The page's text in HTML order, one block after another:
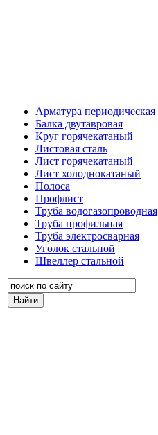
Арматура периодическая
Балка двутавровая
Круг горячекатаный
Листовая сталь
Лист горячекатаный
Лист холоднокатаный
Полоса
Профлист
Труба водогазопроводная
Труба профильная
Труба электросварная
Уголок стальной
Швеллер стальной